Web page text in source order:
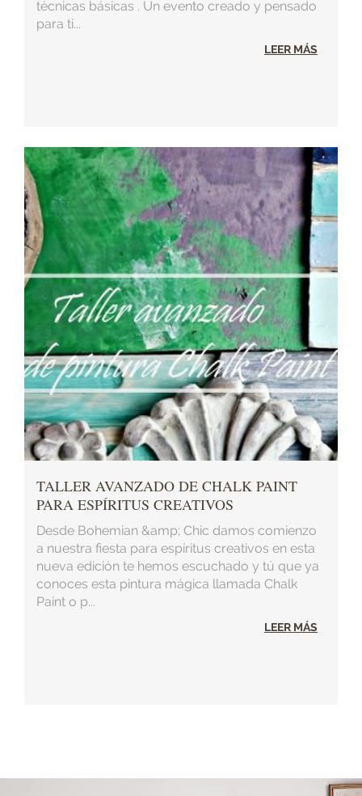
técnicas básicas . Un evento creado y pensado
para ti...
LEER MÁS
TALLER AVANZADO DE CHALK PAINT
PARA ESPÍRITUS CREATIVOS
Desde Bohemian &amp; Chic damos comienzo
a nuestra fiesta para espíritus creativos en esta
nueva edición te hemos escuchado y tú que ya
conoces esta pintura mágica llamada Chalk
Paint o p...
LEER MÁS